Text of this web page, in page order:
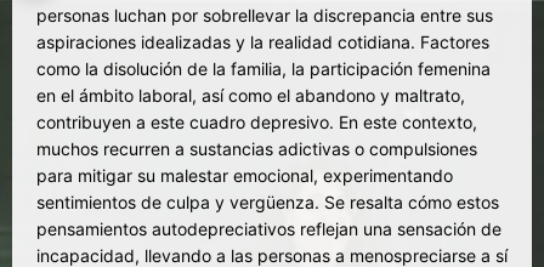
personas luchan por sobrellevar la discrepancia entre sus
aspiraciones idealizadas y la realidad cotidiana. Factores
como la disolución de la familia, la participación femenina
en el ámbito laboral, así como el abandono y maltrato,
contribuyen a este cuadro depresivo. En este contexto,
muchos recurren a sustancias adictivas o compulsiones
para mitigar su malestar emocional, experimentando
sentimientos de culpa y vergüenza. Se resalta cómo estos
pensamientos autodepreciativos reflejan una sensación de
incapacidad, llevando a las personas a menospreciarse a sí